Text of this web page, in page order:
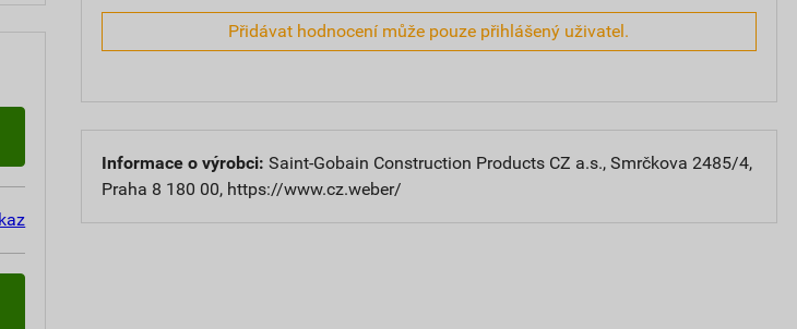
Přidávat hodnocení může pouze přihlášený uživatel.
Informace o výrobci: Saint-Gobain Construction Products CZ a.s., Smrčkova 2485/4,
Praha 8 180 00, https://www.cz.weber/